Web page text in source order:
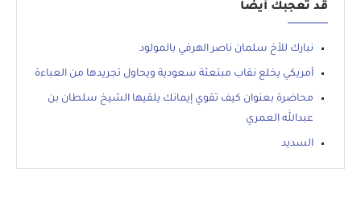
قد تعجبك أيضاً
نبارك للأخ سلمان ناصر الهرفي بالمولود
أمريكي يخلع نقاب مبتعثة سعودية ويحاول تجريدها من العباءة
محاضرة بعنوان كيف تقوي إيمانك يلقيها الشيخ سلطان بن
عبدالله العمري
السديد